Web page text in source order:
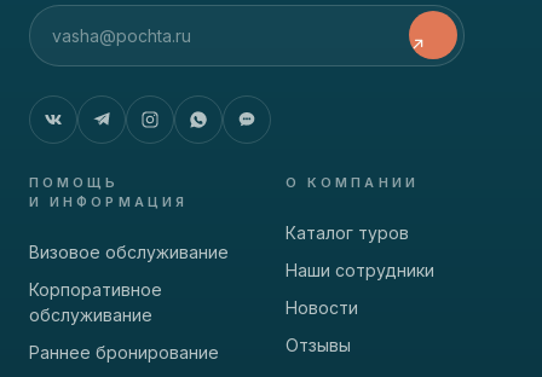
ПОМОЩЬ
И ИНФОРМАЦИЯ
Визовое обслуживание
Корпоративное
обслуживание
Раннее бронирование
О КОМПАНИИ
Каталог туров
Наши сотрудники
Новости
Отзывы